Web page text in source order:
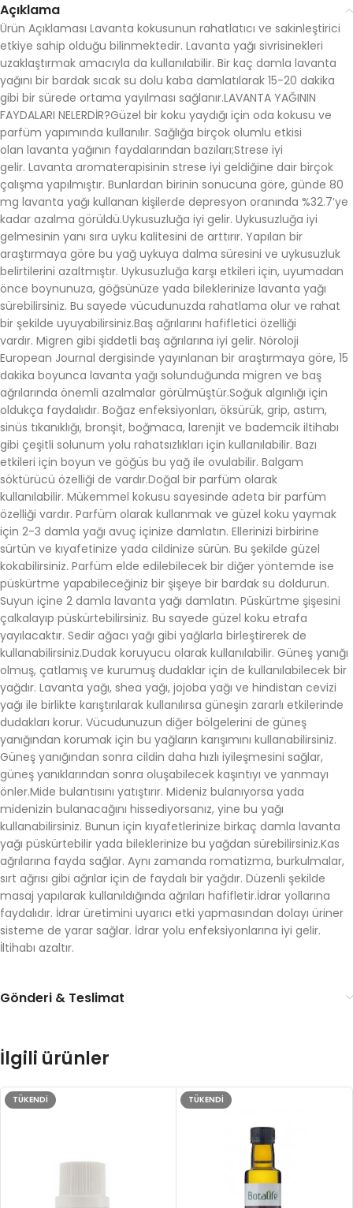
Açıklama
Ürün Açıklaması Lavanta kokusunun rahatlatıcı ve sakinleştirici
etkiye sahip olduğu bilinmektedir. Lavanta yağı sivrisinekleri
uzaklaştırmak amacıyla da kullanılabilir. Bir kaç damla lavanta
yağını bir bardak sıcak su dolu kaba damlatılarak 15-20 dakika
gibi bir sürede ortama yayılması sağlanır.LAVANTA YAĞININ
FAYDALARI NELERDİR?Güzel bir koku yaydığı için oda kokusu ve
parfüm yapımında kullanılır. Sağlığa birçok olumlu etkisi
olan lavanta yağının faydalarından bazıları;Strese iyi
gelir. Lavanta aromaterapisinin strese iyi geldiğine dair birçok
çalışma yapılmıştır. Bunlardan birinin sonucuna göre, günde 80
mg lavanta yağı kullanan kişilerde depresyon oranında %32.7’ye
kadar azalma görüldü.Uykusuzluğa iyi gelir. Uykusuzluğa iyi
gelmesinin yanı sıra uyku kalitesini de arttırır. Yapılan bir
araştırmaya göre bu yağ uykuya dalma süresini ve uykusuzluk
belirtilerini azaltmıştır. Uykusuzluğa karşı etkileri için, uyumadan
önce boynunuza, göğsünüze yada bileklerinize lavanta yağı
sürebilirsiniz. Bu sayede vücudunuzda rahatlama olur ve rahat
bir şekilde uyuyabilirsiniz.Baş ağrılarını hafifletici özelliği
vardır. Migren gibi şiddetli baş ağrılarına iyi gelir. Nöroloji
European Journal dergisinde yayınlanan bir araştırmaya göre, 15
dakika boyunca lavanta yağı solunduğunda migren ve baş
ağrılarında önemli azalmalar görülmüştür.Soğuk algınlığı için
oldukça faydalıdır. Boğaz enfeksiyonları, öksürük, grip, astım,
sinüs tıkanıklığı, bronşit, boğmaca, larenjit ve bademcik iltihabı
gibi çeşitli solunum yolu rahatsızlıkları için kullanılabilir. Bazı
etkileri için boyun ve göğüs bu yağ ile ovulabilir. Balgam
söktürücü özelliği de vardır.Doğal bir parfüm olarak
kullanılabilir. Mükemmel kokusu sayesinde adeta bir parfüm
özelliği vardır. Parfüm olarak kullanmak ve güzel koku yaymak
için 2-3 damla yağı avuç içinize damlatın. Ellerinizi birbirine
sürtün ve kıyafetinize yada cildinize sürün. Bu şekilde güzel
kokabilirsiniz. Parfüm elde edilebilecek bir diğer yöntemde ise
püskürtme yapabileceğiniz bir şişeye bir bardak su doldurun.
Suyun içine 2 damla lavanta yağı damlatın. Püskürtme şişesini
çalkalayıp püskürtebilirsiniz. Bu sayede güzel koku etrafa
yayılacaktır. Sedir ağacı yağı gibi yağlarla birleştirerek de
kullanabilirsiniz.Dudak koruyucu olarak kullanılabilir. Güneş yanığı
olmuş, çatlamış ve kurumuş dudaklar için de kullanılabilecek bir
yağdır. Lavanta yağı, shea yağı, jojoba yağı ve hindistan cevizi
yağı ile birlikte karıştırılarak kullanılırsa güneşin zararlı etkilerinde
dudakları korur. Vücudunuzun diğer bölgelerini de güneş
yanığından korumak için bu yağların karışımını kullanabilirsiniz.
Güneş yanığından sonra cildin daha hızlı iyileşmesini sağlar,
güneş yanıklarından sonra oluşabilecek kaşıntıyı ve yanmayı
önler.Mide bulantısını yatıştırır. Mideniz bulanıyorsa yada
midenizin bulanacağını hissediyorsanız, yine bu yağı
kullanabilirsiniz. Bunun için kıyafetlerinize birkaç damla lavanta
yağı püskürtebilir yada bileklerinize bu yağdan sürebilirsiniz.Kas
ağrılarına fayda sağlar. Aynı zamanda romatizma, burkulmalar,
sırt ağrısı gibi ağrılar için de faydalı bir yağdır. Düzenli şekilde
masaj yapılarak kullanıldığında ağrıları hafifletir.İdrar yollarına
faydalıdır. İdrar üretimini uyarıcı etki yapmasından dolayı üriner
sisteme de yarar sağlar. İdrar yolu enfeksiyonlarına iyi gelir.
İltihabı azaltır.
Gönderi & Teslimat
İlgili ürünler
TÜKENDI TÜKENDI